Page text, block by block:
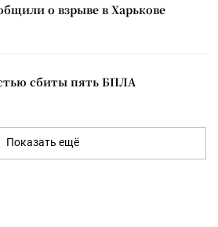
Украинские СМИ сообщили о взрыве в Харькове
сбиты пять БПЛА
Показать ещё